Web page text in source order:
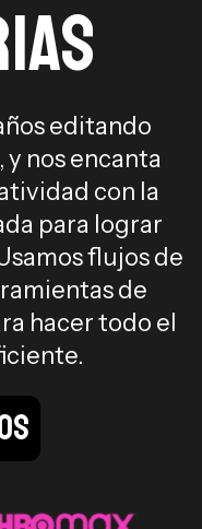
editando
y nos encanta
con la
para lograr
flujos de
de
hacer todo el